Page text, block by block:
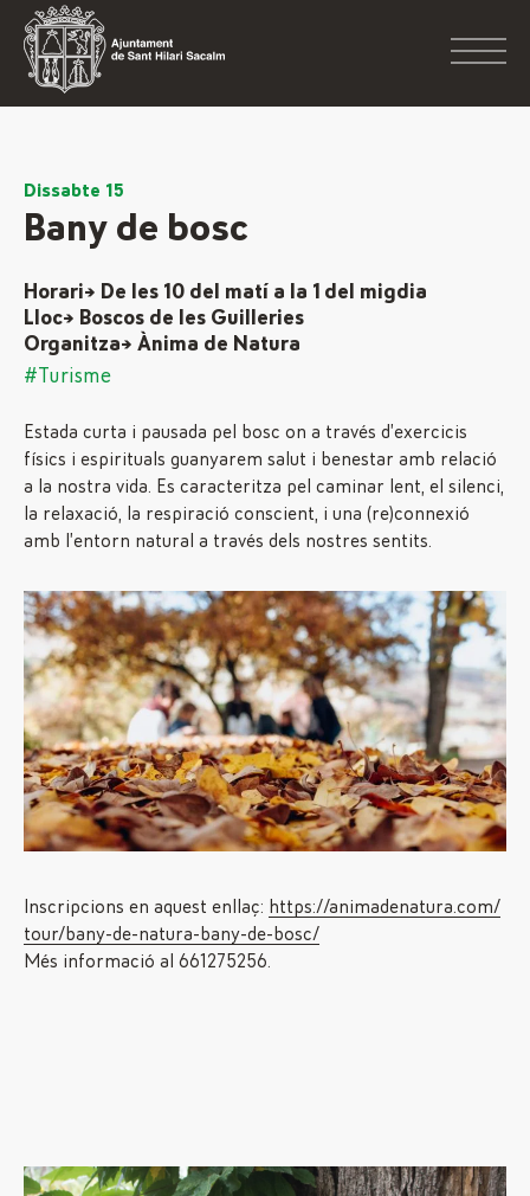
Dissabte 15
Bany de bosc
Horari→ De les 10 del matí a la 1 del migdia
Lloc→ Boscos de les Guilleries
Organitza→ Ànima de Natura
#Turisme
Estada curta i pausada pel bosc on a través d’exercicis
físics i espirituals guanyarem salut i benestar amb relació
a la nostra vida. Es caracteritza pel caminar lent, el silenci,
la relaxació, la respiració conscient, i una (re)connexió
amb l’entorn natural a través dels nostres sentits.
Inscripcions en aquest enllaç: https://animadenatura.com/
tour/bany-de-natura-bany-de- bosc/
Més informació al 661275256.